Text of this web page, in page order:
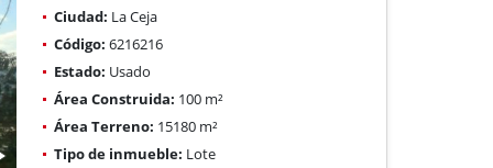
Ciudad: La Ceja
Código: 6216216
Estado: Usado
Área Construida: 100 m²
Área Terreno: 15180 m²
Tipo de inmueble: Lote